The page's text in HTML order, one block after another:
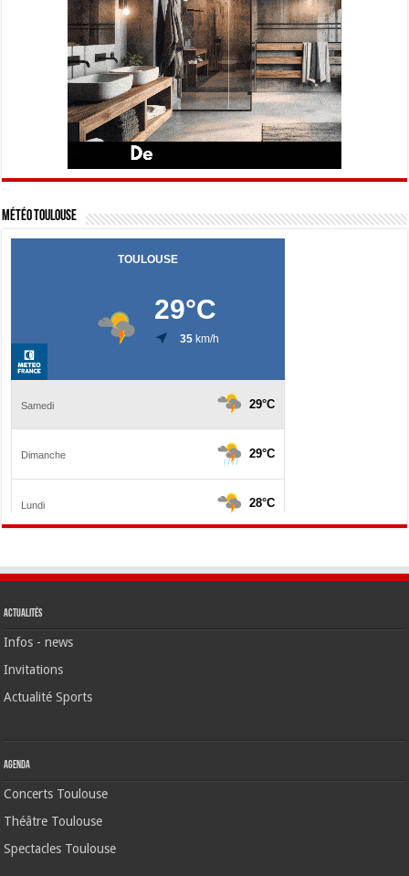
Météo Toulouse
Actualités
Infos - news
Invitations
Actualité Sports
Agenda
Concerts Toulouse
Théâtre Toulouse
Spectacles Toulouse